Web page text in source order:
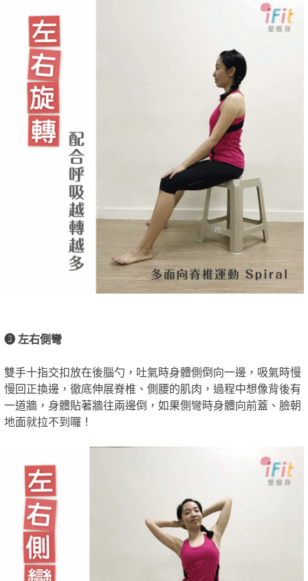
❸ 左右側彎
雙手十指交扣放在後腦勺，吐氣時身體側倒向一邊，吸氣時慢
慢回正換邊，徹底伸展脊椎、側腰的肌肉，過程中想像背後有
一道牆，身體貼著牆往兩邊倒，如果側彎時身體向前蓋、臉朝
地面就拉不到囉！